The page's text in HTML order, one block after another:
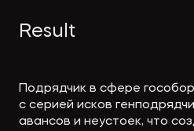
Result
Подрядчик в сфере
с серией исков
авансов и неустоек, что